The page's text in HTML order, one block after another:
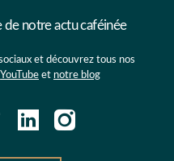
de notre actu caféinée
et découvrez tous nos
YouTube et notre blog